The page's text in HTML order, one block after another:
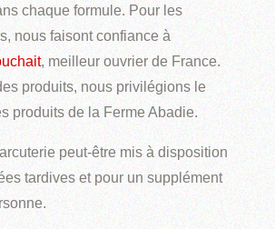
chaque formule. Pour les
nous faisont confiance à
, meilleur ouvrier de France.
produits, nous privilégions le
produits de la Ferme Abadie.
peut-être mis à disposition
tardives et pour un supplément